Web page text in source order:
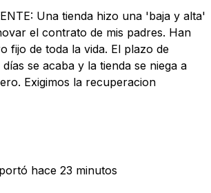
Una tienda hizo una 'baja y alta'
el contrato de mis padres. Han
fijo de toda la vida. El plazo de
se acaba y la tienda se niega a
Exigimos la recuperacion
hace 23 minutos